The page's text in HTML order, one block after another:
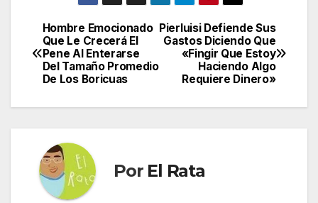
Navegación
de
Pierluisi Defiende Sus
Gastos Diciendo Que
«Fingir Que Estoy
Haciendo Algo
Requiere Dinero»
Hombre Emocionado
Que Le Crecerá El
Pene Al Enterarse
Del Tamaño Promedio
De Los Boricuas
Por El Rata